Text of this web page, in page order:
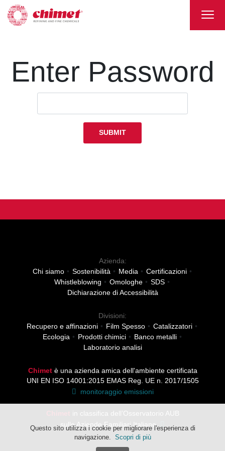
Enter Password
SUBMIT
Azienda:
Chi siamo
Sostenibilità Media
Certificazioni
Whistleblowing
Omologhe
SDS
Dichiarazione di Accessibilità
Divisioni:
Recupero e affinazioni
Film Spesso
Catalizzatori
Ecologia
Prodotti chimici
Banco metalli
Laboratorio analisi
Chimetè una azienda amica dell'ambiente certificata
UNI EN ISO 14001:2015 EMAS Reg. UE n. 2017/1505
monitoraggio emissioni
in classifica dell’Osservatorio AUB
sulle Aziende Familiari Italiane
www.bloomart.it
Email:info@bloomart.it
Questo sito utilizza i cookie per migliorare l'esperienza di
navigazione. Scopri di più